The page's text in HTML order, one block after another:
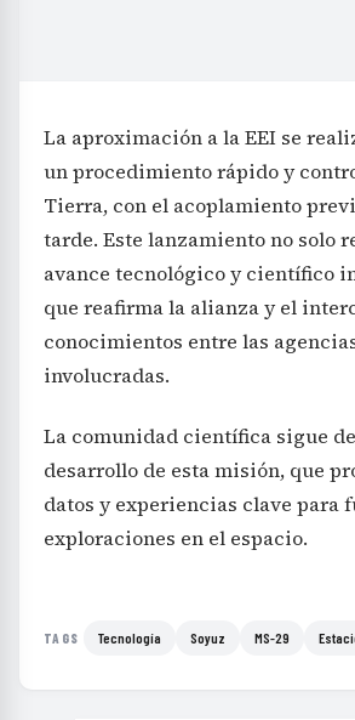
La aproximación a la EEI se
un procedimiento rápido y
Tierra, con el acoplamiento
tarde. Este lanzamiento no solo
avance tecnológico y científico
que reafirma la alianza y el
conocimientos entre las
involucradas.
La comunidad científica sigue
desarrollo de esta misión, que
datos y experiencias clave para
exploraciones en el espacio.
TAGS Tecnología Soyuz MS-29